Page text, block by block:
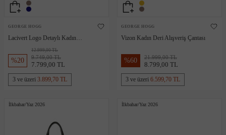
GEORGE HOGG
Lacivert Logo Detaylı Kadın
Kanvas Omuz Çantası
%20
12.999,00 TL
9.749,00 TL
7.799,00 TL
3 ve üzeri 3.899,70 TL
GEORGE HOGG
Vizon Kadın Deri Alışveriş Çantası
%60 21.999,00 TL
8.799,00 TL
3 ve üzeri 6.599,70 TL
İlkbahar/Yaz 2026 İlkbahar/Yaz 2026